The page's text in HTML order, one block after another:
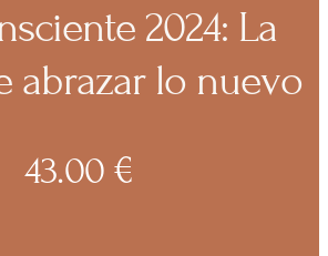
2024: La
abrazar lo nuevo
43.00€